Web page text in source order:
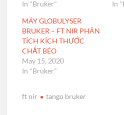
In "Bruker"
In
MÁY GLOBULYSER
BRUKER – FT NIR PHÂN
TÍCH KÍCH THƯỚC
CHẤT BÉO
May 15, 2020
In "Bruker"
ft nir tango bruker